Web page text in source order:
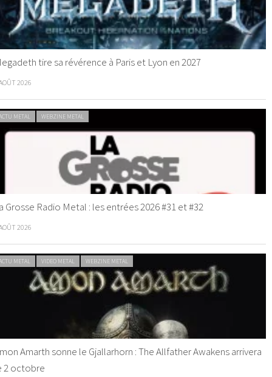
tire sa révérence à Paris et Lyon en 2027
2026
METAL WEBZINE METAL
Grosse Radio Metal : les entrées 2026 #31 et #32
2026
METAL VIDEO METAL WEBZINE METAL
Amarth sonne le Gjallarhorn : The Allfather Awakens arrivera
2 octobre